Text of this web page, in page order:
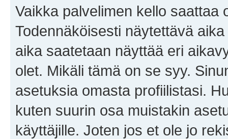
Vaikka palvelimen kello saattaa
Todennäköisesti näytettävä
aika saatetaan näyttää eri
olet. Mikäli tämä on se syy.
asetuksia omasta profiilistasi.
kuten suurin osa muistakin
käyttäjille. Joten jos et ole jo